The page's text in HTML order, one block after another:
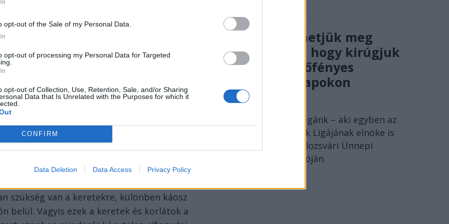
opt-out of the Sale of my Personal Data.
opt-out of processing my Personal Data for Targeted
opt-out of Collection, Use, Retention, Sale, and/or Sharing
Data that Is Unrelated with the Purposes for which it
CONFIRM
Data Deletion Data Access Privacy Policy
akkor viszonylag stabilan megállhat a
aztán lehet építeni.
az ember eddig eljut, mindig
.
körülmények között nem lehet
Csak megközelíteni lehet, többé-
A közösséget, a társadalmat emberek
hozzák létre. Az ember pedig tökéletlen
vágyakból, érdekekből is áll, ezek
egymásra, akkor is, amikor azt
az, hogy az emberek élni szeretnék az
szükség van a keretekre, különben káosz
belül. Vagyis ezek a keretek és korlátok a
Nem engedhetjük meg
magunknak, hogy kirúgjuk
egymást verőfényes
csütörtöki napokon
SZÁNTAI JÁNOS
Szántai János kollégánk – aki egyben az
Erdélyi Magyar Írók Ligájának elnöke is
– beszéde a 15. Kolozsvári Ünnepi
Könyvhét megnyitóján.